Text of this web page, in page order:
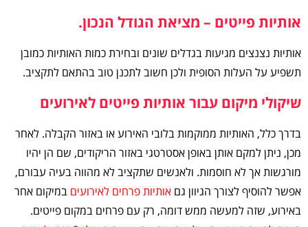
אותיות פייטים – מציאת הגודל הנכון.
אותיות נצנצים מגיעות בגדלים שונים ובחירת כמות האותיות כמובן
תשפיע על העלות הסופית ולכן חשוב לתכנן טוב בהתאם לתקציב.
שיקולי מיקום עבור אותיות פייטים לאירועים
בדרך כלל, האותיות ממוקמות בלובי האירוע או באזור הקבלה. לאחר
מכן, ניתן למקם אותן באופן אסטרטגי באזור הריקודים, שם הן יהיו
מורגשות אך לא חוסמות. ולאנשים שתקציב לא מהווה בעיה עבורם,
אפשר להוסיף לצורך הגיוון גם אותיות פרחים לאירועים במיקום אחר
באירוע, שזה למעשה ממש דומה, רק עם פרחים במקום פייטים.